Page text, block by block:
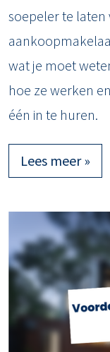
soepeler te laten
wat je moet
hoe ze werken
één in te huren.
Lees meer »